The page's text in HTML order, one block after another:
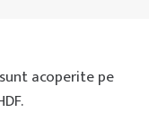
acoperite pe